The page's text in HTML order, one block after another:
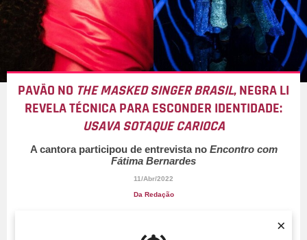
×
PAVÃO NO THE MASKED SINGER BRASIL, NEGRA LI
REVELA TÉCNICA PARA ESCONDER IDENTIDADE:
USAVA SOTAQUE CARIOCA
A cantora participou de entrevista no Encontro com
Fátima Bernardes
11/Abr/2022
Da Redação